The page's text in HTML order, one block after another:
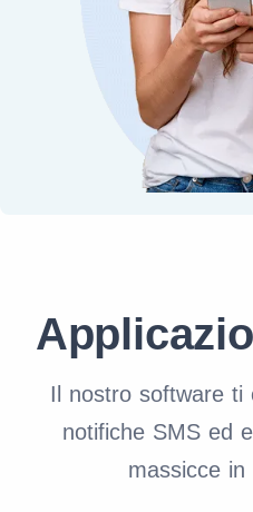
Il nostro software ti
notifiche SMS ed
massicce in